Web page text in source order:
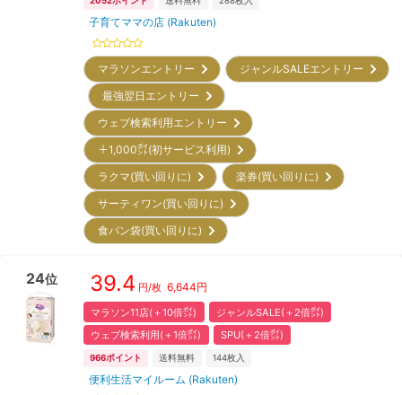
子育てママの店 (Rakuten)
マラソンエントリー
ジャンルSALEエントリー
最強翌日エントリー
ウェブ検索利用エントリー
＋1,000㌽(初サービス利用)
ラクマ(買い回りに)
楽券(買い回りに)
サーティワン(買い回りに)
食パン袋(買い回りに)
24位 39.4 円/枚 6,644円
マラソン11店(＋10倍㌽)
ジャンルSALE(＋2倍㌽)
ウェブ検索利用(＋1倍㌽)
SPU(＋2倍㌽)
966ポイント 送料無料 144枚入
便利生活マイルーム (Rakuten)